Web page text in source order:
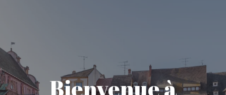
principal
Bienvenue à